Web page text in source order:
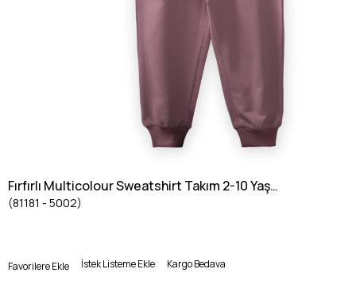
Fırfırlı Multicolour Sweatshirt Takım 2-10 Yaş
Pudra Pembe
(81181 - 5002)
Favorilere Ekle İstek Listeme Ekle Kargo Bedava